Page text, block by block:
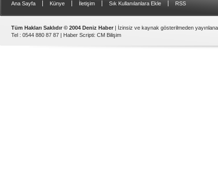
Ana Sayfa Künye İletişim Sık Kullanılanlara Ekle RSS
Tüm Hakları Saklıdır © 2004 Deniz Haber | İzinsiz ve kaynak gösterilmeden
Tel : 0544 880 87 87 | Haber Scripti: CM Bilişim